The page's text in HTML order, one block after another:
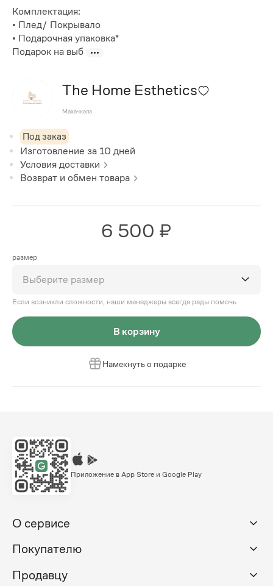
Комплектация:
• Плед/ Покрывало
• Подарочная упаковка*
Подарок на выб
The Home Esthetics
Махачкала
Под заказ
Изготовление за 10 дней
Условия доставки
Возврат и обмен товара
6 500 ₽
размер
Выберите размер
Если возникли сложности, наши менеджеры всегда рады помочь
В корзину
Намекнуть о подарке
Приложение в App Store и Google Play
О сервисе
Покупателю
Продавцу